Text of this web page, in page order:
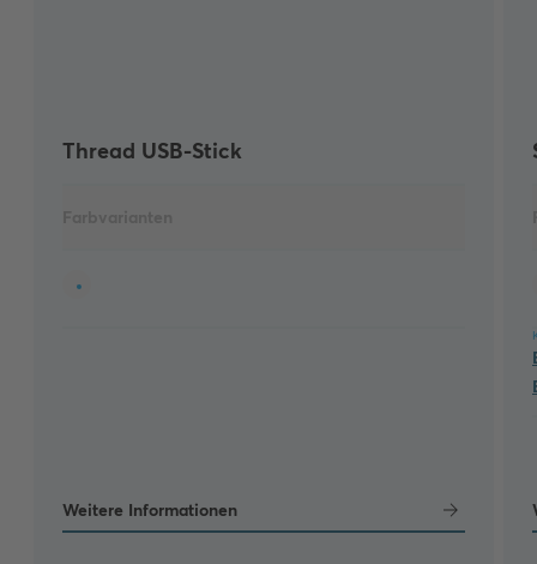
Thread USB-Stick
Weitere Informationen